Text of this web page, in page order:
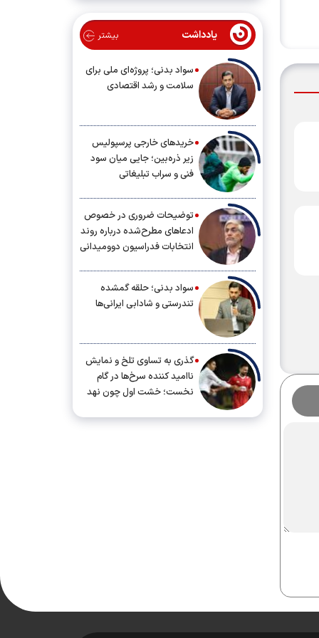
یادداشت بیشتر
سواد بدنی؛ پروژه‌ای ملی برای
سلامت و رشد اقتصادی
خریدهای خارجی پرسپولیس
زیر ذره‌بین؛ جایی میان سود
فنی و سراب تبلیغاتی
توضیحات ضروری در خصوص
ادعاهای مطرح‌شده درباره روند
انتخابات فدراسیون دوومیدانی
سواد بدنی؛ حلقه گمشده
تندرستی و شادابی ایرانی‌ها
گذری به تساوی تلخ و نمایش
ناامید کننده سرخ‌ها در گام
نخست؛ خشت اول چون نهد